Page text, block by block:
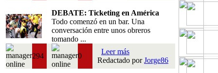
DEBATE: Ticketing en América
Todo comenzó en un bar. Una
conversación entre unos obreros
tomando ...
294 0
Leer más
Redactado porJorge86